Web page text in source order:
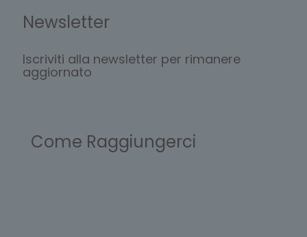
Newsletter
Iscriviti alla newsletter per rimanere
aggiornato
Come Raggiungerci